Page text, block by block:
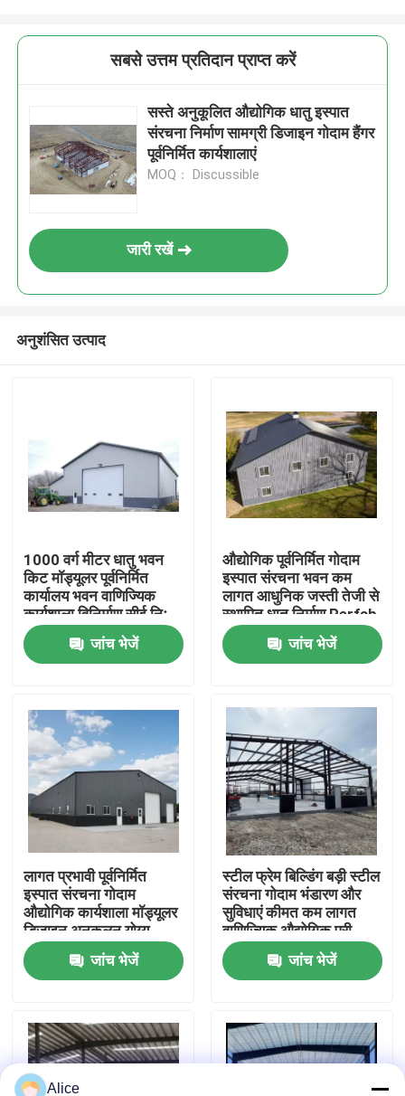
घर
उत्पादों
कारखाना भ्रमण
गुणवत्ता नियंत्रण
संपर्क करें
एक उद्धरण का अनुरोध करें
प्रीफैब स्टील वेयरहाउस
मॉड्यूलर स्टील स्ट्रक्चर
रॉकवूल सैंडविच पैनल
सबसे उत्तम प्रतिदान प्राप्त करें
सस्ते अनुकूलित औद्योगिक धातु इस्पात
संरचना निर्माण सामग्री डिजाइन गोदाम हैंगर
पूर्वनिर्मित कार्यशालाएं
MOQ： Discussible
जारी रखें
अनुशंसित उत्पाद
1000 वर्ग मीटर धातु भवन
किट मॉड्यूलर पूर्वनिर्मित
कार्यालय भवन वाणिज्यिक
कार्यशाला विनिर्माण सीई निः
शुल्क समाधान आधुनिक
डिजाइन पूर्वनिर्मित इस्पात
संरचना गोदाम
जांच भेजें
औद्योगिक पूर्वनिर्मित गोदाम
इस्पात संरचना भवन कम
लागत आधुनिक जस्ती तेजी से
स्थापित धातु निर्माण Perfab
कार्यशालाओं और संयंत्रों
जांच भेजें
लागत प्रभावी पूर्वनिर्मित
इस्पात संरचना गोदाम
औद्योगिक कार्यशाला मॉड्यूलर
डिजाइन अनुकूलन योग्य
लेआउट त्वरित विधानसभा
उच्च शक्ति इस्पात फ्रेम
मौसम प्रतिरोधी रसद भंडारण
जांच भेजें
स्टील फ्रेम बिल्डिंग बड़ी स्टील
संरचना गोदाम भंडारण और
सुविधाएं कीमत कम लागत
वाणिज्यिक औद्योगिक प्री
इंजीनियरिंग प्रीफैब आधुनिक
डिजाइन उच्च गुणवत्ता वाले
स्टील प्लांट
जांच भेजें
Alice